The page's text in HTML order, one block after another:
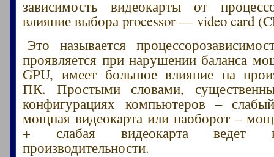
зависимость видеокарты от
влияние выбора processor — video card
Это называется
проявляется при нарушении баланса
GPU, имеет большое влияние на
ПК. Простыми словами,
конфигурациях компьютеров –
мощная видеокарта или наоборот –
+ слабая видеокарта ведет
производительности.